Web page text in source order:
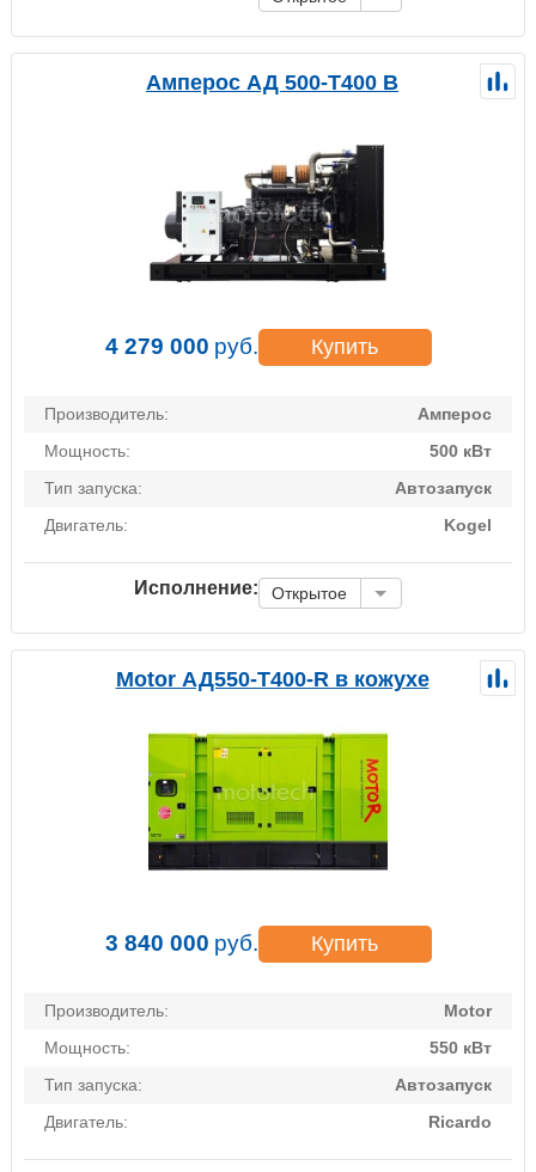
Амперос АД 500-Т400 B
4 279 000 руб. Купить
Производитель:
Амперос
Мощность:
500 кВт
Тип запуска:
Автозапуск
Двигатель:
Kogel
Исполнение: Открытое
Motor АД550-Т400-R в кожухе
3 840 000 руб. Купить
Производитель:
Motor
Мощность:
550 кВт
Тип запуска:
Автозапуск
Двигатель:
Ricardo